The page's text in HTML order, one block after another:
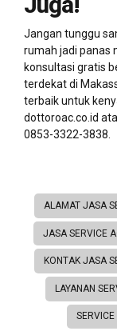
Jangan tunggu
rumah jadi panas
konsultasi gratis
terdekat di
terbaik untuk
dottoroac.co.id
0853-3322-3838.
ALAMAT JASA
JASA SERVICE
KONTAK JASA
LAYANAN